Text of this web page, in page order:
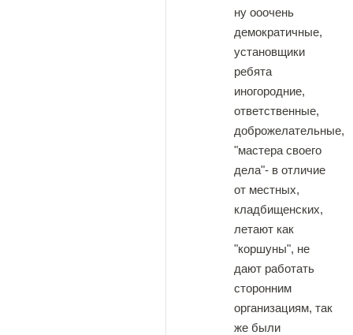
ну ооочень
демократичные,
установщики
ребята
иногородние,
ответственные,
доброжелательные,
"мастера своего
дела"- в отличие
от местных,
кладбищенских,
летают как
"коршуны", не
дают работать
сторонним
организациям, так
же были